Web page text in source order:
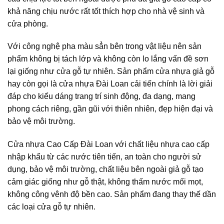
khả năng chịu nước rất tốt thích hợp cho nhà vệ sinh và
cửa phòng.
Với công nghệ pha màu sẳn bên trong vật liệu nên sản
phẩm không bị tách lớp và không còn lo lắng vấn đề sơn
lại giống như cửa gỗ tự nhiên. Sản phẩm cửa nhựa giả gỗ
hay còn gọi là cửa nhựa Đài Loan cải tiến chính là lời giải
đáp cho kiểu dáng trang trí sinh động, đa dạng, mang
phong cách riêng, gần gũi với thiên nhiên, đẹp hiện đại và
bảo vệ môi trường.
Cửa nhựa Cao Cấp Đài Loan với chất liệu nhựa cao cấp
nhập khẩu từ các nước tiên tiến, an toàn cho người sử
dụng, bảo vệ môi trường, chất liệu bên ngoài giả gỗ tạo
cảm giác giống như gỗ thật, không thấm nước mối mọt,
không công vênh độ bền cao. Sản phẩm đang thay thế dần
các loại cửa gỗ tự nhiên.